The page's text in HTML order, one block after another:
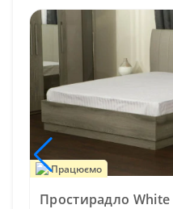
Працюємо
Простирадло White